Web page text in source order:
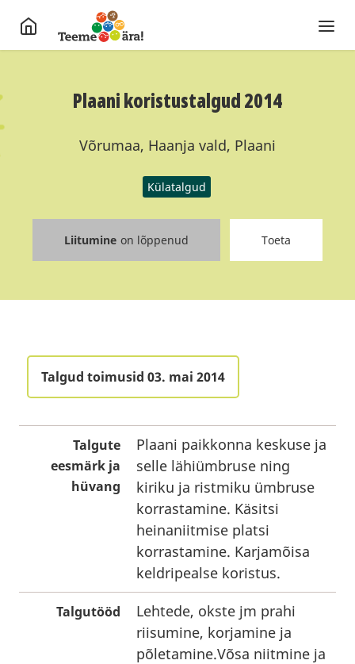
Plaani koristustalgud 2014
Võrumaa, Haanja vald, Plaani
Külatalgud
Liitumine on lõppenud Toeta
Talgud toimusid 03. mai 2014
Talgute
eesmärk ja
hüvang
Plaani paikkonna keskuse ja
selle lähiümbruse ning
kiriku ja ristmiku ümbruse
korrastamine. Käsitsi
heinaniitmise platsi
korrastamine. Karjamõisa
keldripealse koristus.
Talgutööd
Lehtede, okste jm prahi
riisumine, korjamine ja
põletamine.Võsa niitmine ja